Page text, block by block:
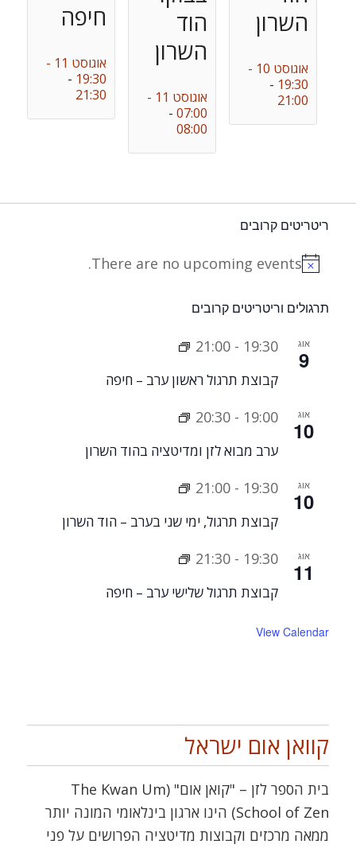
השרון
אוגוסט 10 -
19:30
-
21:00
הוד
השרון
אוגוסט 11 -
07:00
-
08:00
חיפה
אוגוסט 11 -
19:30
-
21:30
ריטריטים קרובים
Notice
There are no upcoming events.
תרגולים וריטריטים קרובים
אוג
9
19:30
-
21:00
קבוצת תרגול ראשון ערב – חיפה
אוג
10
19:00
-
20:30
ערב מבוא לזן ומדיטציה בהוד השרון
אוג
10
19:30
-
21:00
קבוצת תרגול, ימי שני בערב – הוד השרון
אוג
11
19:30
-
21:30
קבוצת תרגול שלישי ערב – חיפה
View Calendar
קוואן אום ישראל
בית הספר לזן – "קואן אום" (The Kwan Um
School of Zen) הינו ארגון בינלאומי המונה יותר
ממאה מרכזים וקבוצות מדיטציה הפרושים על פני